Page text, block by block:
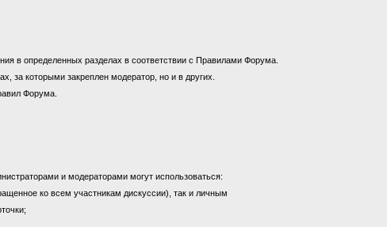
в определенных разделах в соответствии с Правилами Форума.
за которыми закреплен модератор, но и в других.
Форума.
и модераторами могут использоваться:
ко всем участникам дискуссии), так и личным